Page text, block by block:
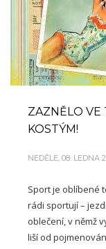
ZAZNĚLO VE
KOSTÝM!
NEDĚLE, 08. LEDNA
Sport je oblíbené
rádi sportují –
oblečení, v němž
liší od